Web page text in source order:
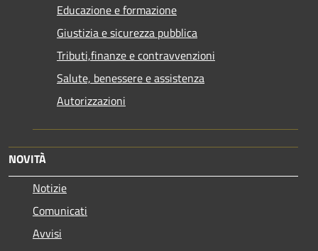
Educazione e formazione
Giustizia e sicurezza pubblica
Tributi,finanze e contravvenzioni
Salute, benessere e assistenza
Autorizzazioni
NOVITÀ
Notizie
Comunicati
Avvisi